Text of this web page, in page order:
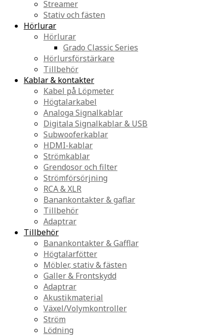
Streamer
Stativ och fästen
Hörlurar
Hörlurar
Grado Classic Series
Hörlursförstärkare
Tillbehör
Kablar & kontakter
Kabel på Löpmeter
Högtalarkabel
Analoga Signalkablar
Digitala Signalkablar & USB
Subwooferkablar
HDMI-kablar
Strömkablar
Grendosor och filter
Strömförsörjning
RCA & XLR
Banankontakter & gaflar
Tillbehör
Adaptrar
Tillbehör
Banankontakter & Gafflar
Högtalarfötter
Möbler, stativ & fästen
Galler & Frontskydd
Adaptrar
Akustikmaterial
Växel/Volymkontroller
Ström
Lödning